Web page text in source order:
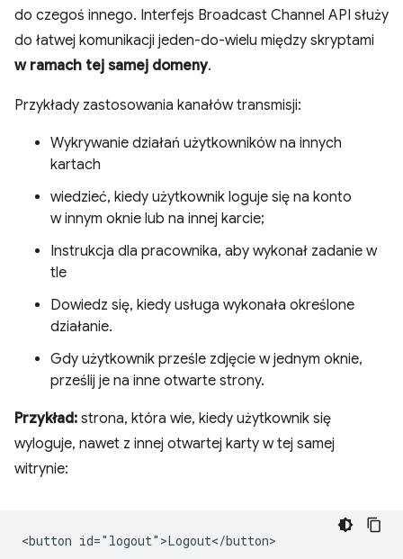
do czegoś innego. Interfejs Broadcast Channel API służy
do łatwej komunikacji jeden-do-wielu między skryptami
w ramach tej samej domeny.
Przykłady zastosowania kanałów transmisji:
Wykrywanie działań użytkowników na innych
kartach
wiedzieć, kiedy użytkownik loguje się na konto
w innym oknie lub na innej karcie;
Instrukcja dla pracownika, aby wykonał zadanie w
tle
Dowiedz się, kiedy usługa wykonała określone
działanie.
Gdy użytkownik prześle zdjęcie w jednym oknie,
prześlij je na inne otwarte strony.
Przykład: strona, która wie, kiedy użytkownik się
wyloguje, nawet z innej otwartej karty w tej samej
witrynie:
<button id="logout">Logout</button>